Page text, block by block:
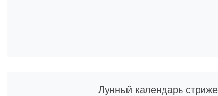
Лунный календарь